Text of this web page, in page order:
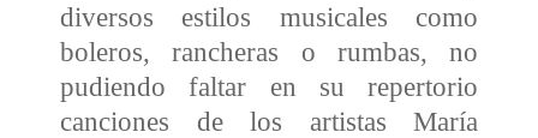
diversos estilos musicales como
boleros, rancheras o rumbas, no
pudiendo faltar en su repertorio
canciones de los artistas María